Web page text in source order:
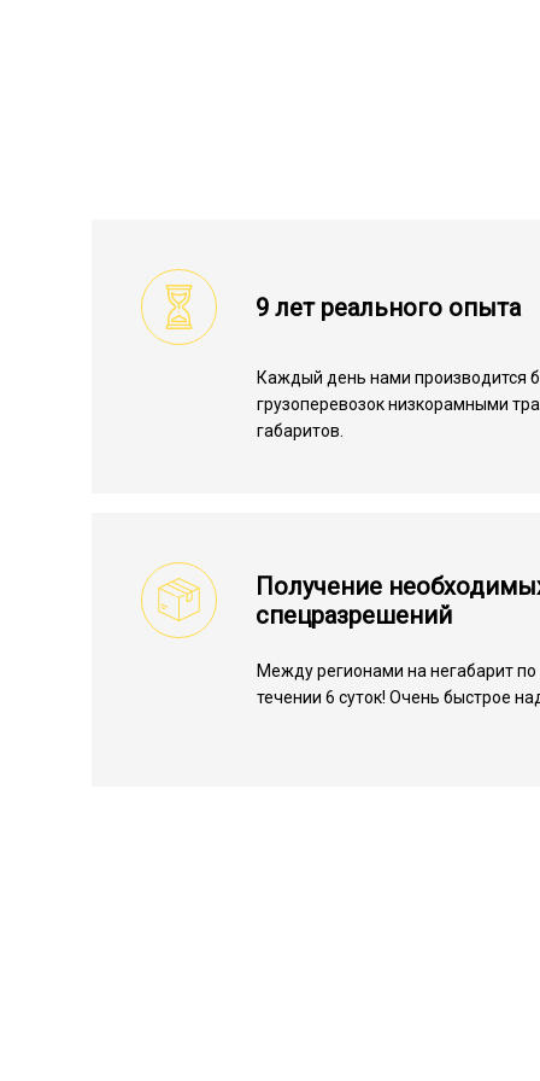
9 лет реального опыта
Каждый день нами производится
грузоперевозок низкорамными
габаритов.
Получение
спецразрешений
Между регионами на негабарит
течении 6 суток! Очень быстрое